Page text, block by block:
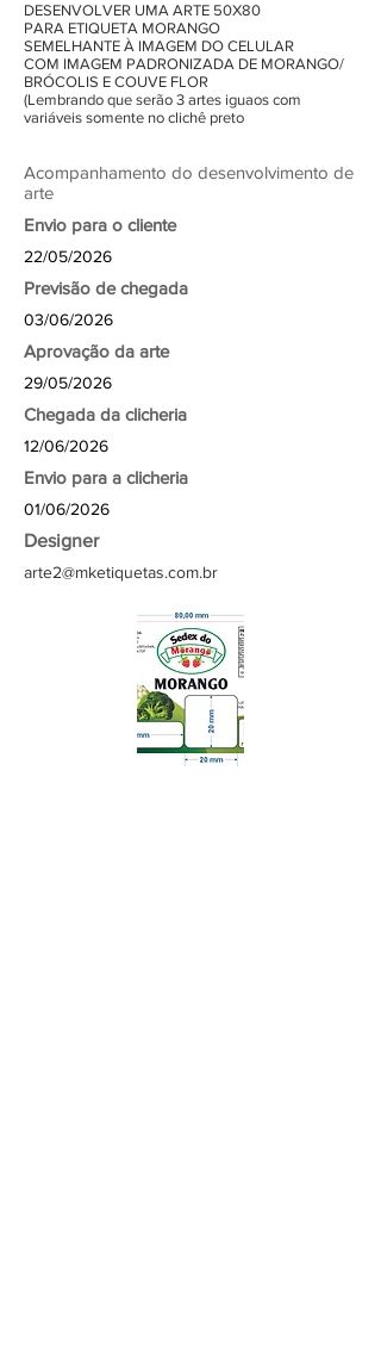
DESENVOLVER UMA ARTE 50X80
PARA ETIQUETA MORANGO
SEMELHANTE À IMAGEM DO CELULAR
COM IMAGEM PADRONIZADA DE MORANGO/
BRÓCOLIS E COUVE FLOR
(Lembrando que serão 3 artes iguaos com
variáveis somente no clichê preto
Acompanhamento do desenvolvimento de
arte
Envio para o cliente
22/05/2026
Previsão de chegada
03/06/2026
Aprovação da arte
29/05/2026
Chegada da clicheria
12/06/2026
Envio para a clicheria
01/06/2026
Designer
arte2@mketiquetas.com.br